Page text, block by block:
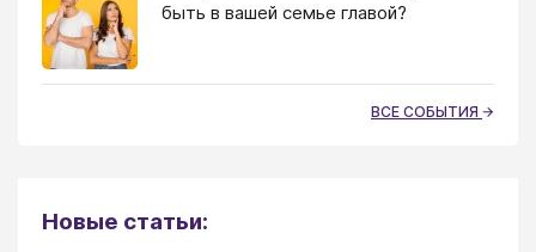
быть в вашей семье главой?
ВСЕ СОБЫТИЯ
Новые статьи: